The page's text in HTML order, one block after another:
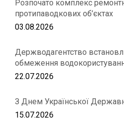
Розпочато комплекс
протипаводкових об’єктах
03.08.2026
Держводагентство
обмеження
22.07.2026
З Днем Української
15.07.2026